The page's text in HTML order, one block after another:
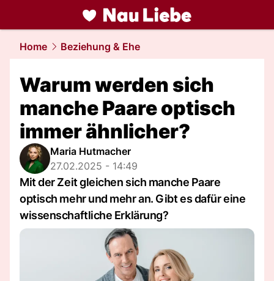
liebe.NAU.ch
Home Beziehung & Ehe
Warum werden sich
manche Paare optisch
immer ähnlicher?
Maria Hutmacher
27.02.2025 - 14:49
Mit der Zeit gleichen sich manche Paare
optisch mehr und mehr an. Gibt es dafür eine
wissenschaftliche Erklärung?